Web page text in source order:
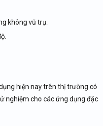
không vũ trụ.
hiện nay trên thị trường có
nghiệm cho các ứng dụng đặc